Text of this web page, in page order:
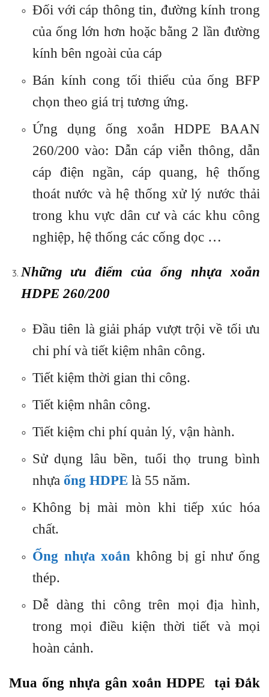
Đối với cáp thông tin, đường kính trong
của ống lớn hơn hoặc bằng 2 lần đường
kính bên ngoài của cáp
Bán kính cong tối thiểu của ống BFP
chọn theo giá trị tương ứng.
Ứng dụng ống xoắn HDPE BAAN
260/200 vào: Dẫn cáp viễn thông, dẫn
cáp điện ngần, cáp quang, hệ thống
thoát nước và hệ thống xử lý nước thải
trong khu vực dân cư và các khu công
nghiệp, hệ thống các cống dọc …
Những ưu điểm của ống nhựa xoắn
HDPE 260/200
Đầu tiên là giải pháp vượt trội về tối ưu
chi phí và tiết kiệm nhân công.
Tiết kiệm thời gian thi công.
Tiết kiệm nhân công.
Tiết kiệm chi phí quản lý, vận hành.
Sử dụng lâu bền, tuổi thọ trung bình
nhựa ống HDPE là 55 năm.
Không bị mài mòn khi tiếp xúc hóa
chất.
Ống nhựa xoắn không bị gỉ như ống
thép.
Dễ dàng thi công trên mọi địa hình,
trong mọi điều kiện thời tiết và mọi
hoàn cảnh.
Mua ống nhựa gân xoắn HDPE tại Đắk